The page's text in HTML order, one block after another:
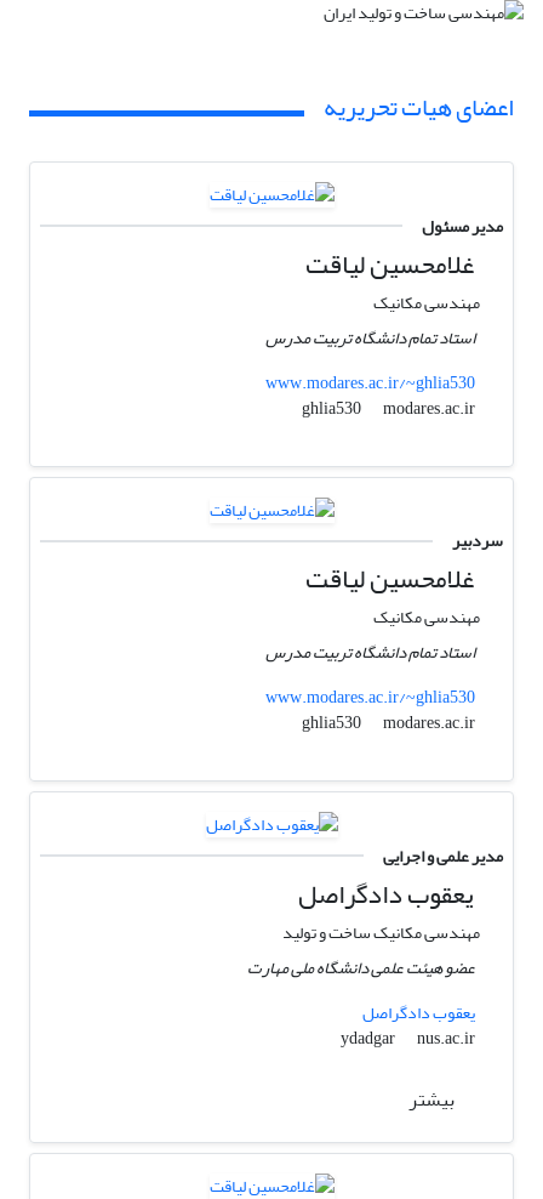
اعضای هیات تحریریه
مدیر مسئول
غلامحسین لیاقت
مهندسی مکانیک
استاد تمام دانشگاه تربیت مدرس
www.modares.ac.ir/~ghlia530
ghlia530
modares.ac.ir
سردبیر
غلامحسین لیاقت
مهندسی مکانیک
استاد تمام دانشگاه تربیت مدرس
www.modares.ac.ir/~ghlia530
ghlia530
modares.ac.ir
مدیر علمی و اجرایی
یعقوب دادگراصل
مهندسی مکانیک ساخت و تولید
عضو هیئت علمی دانشگاه ملی مهارت
یعقوب دادگراصل
ydadgar
nus.ac.ir
بیشتر